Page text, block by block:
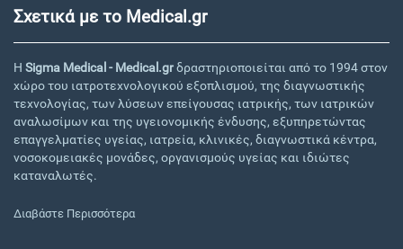
Σχετικά με το Medical.gr
Η Sigma Medical - Medical.grδραστηριοποιείται από το 1994 στον
χώρο του ιατροτεχνολογικού εξοπλισμού, της διαγνωστικής
τεχνολογίας, των λύσεων επείγουσας ιατρικής, των ιατρικών
αναλωσίμων και της υγειονομικής ένδυσης, εξυπηρετώντας
επαγγελματίες υγείας, ιατρεία, κλινικές, διαγνωστικά κέντρα,
νοσοκομειακές μονάδες, οργανισμούς υγείας και ιδιώτες
καταναλωτές.
Διαβάστε Περισσότερα